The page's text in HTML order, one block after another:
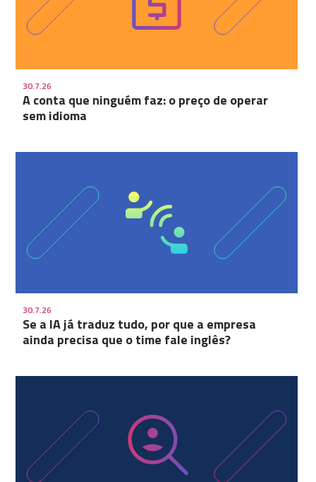
30.7.26
A conta que ninguém faz: o preço de operar
sem idioma
30.7.26
Se a IA já traduz tudo, por que a empresa
ainda precisa que o time fale inglês?